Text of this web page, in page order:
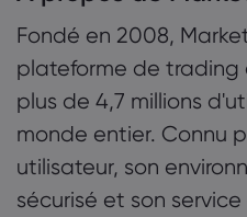
Fondé en 2008,
plateforme de trading
plus de 4,7 millions
monde entier. Connu
utilisateur, son
sécurisé et son